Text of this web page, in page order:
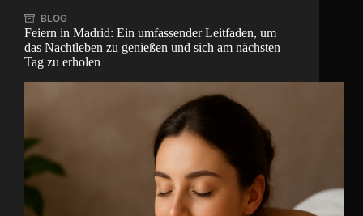
BLOG
Feiern in Madrid: Ein umfassender Leitfaden, um
das Nachtleben zu genießen und sich am nächsten
Tag zu erholen